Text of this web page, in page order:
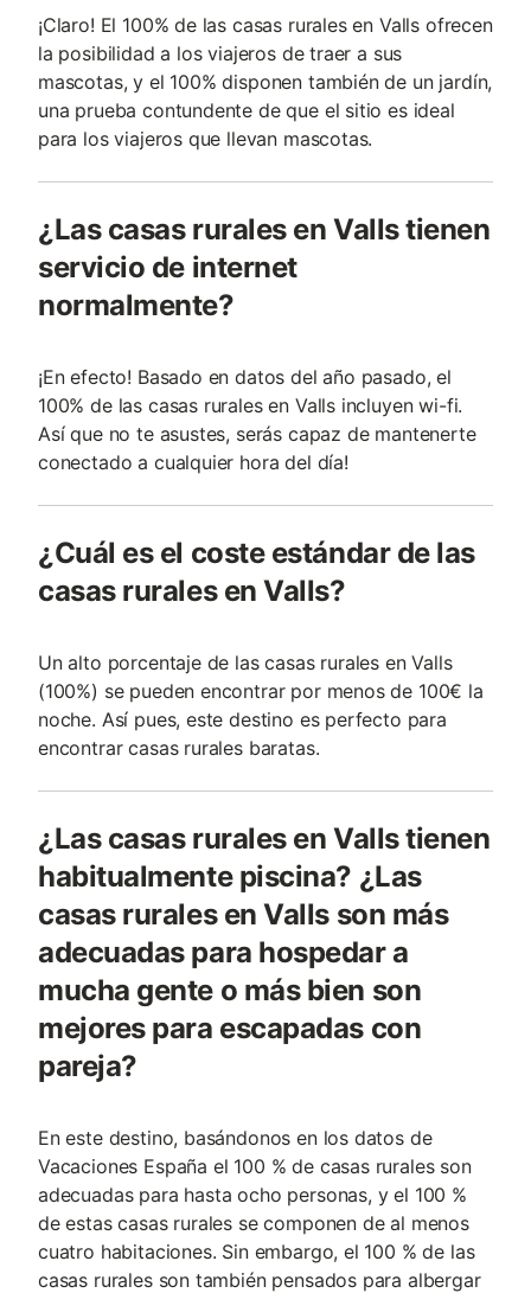
¡Claro! El 100% de las casas rurales en Valls ofrecen
la posibilidad a los viajeros de traer a sus
mascotas, y el 100% disponen también de un jardín,
una prueba contundente de que el sitio es ideal
para los viajeros que llevan mascotas.
¿Las casas rurales en Valls tienen
servicio de internet
normalmente?
¡En efecto! Basado en datos del año pasado, el
100% de las casas rurales en Valls incluyen wi-fi.
Así que no te asustes, serás capaz de mantenerte
conectado a cualquier hora del día!
¿Cuál es el coste estándar de las
casas rurales en Valls?
Un alto porcentaje de las casas rurales en Valls
(100%) se pueden encontrar por menos de 100€ la
noche. Así pues, este destino es perfecto para
encontrar casas rurales baratas.
¿Las casas rurales en Valls tienen
habitualmente piscina? ¿Las
casas rurales en Valls son más
adecuadas para hospedar a
mucha gente o más bien son
mejores para escapadas con
pareja?
En este destino, basándonos en los datos de
Vacaciones España el 100 % de casas rurales son
adecuadas para hasta ocho personas, y el 100 %
de estas casas rurales se componen de al menos
cuatro habitaciones. Sin embargo, el 100 % de las
casas rurales son también pensados para albergar